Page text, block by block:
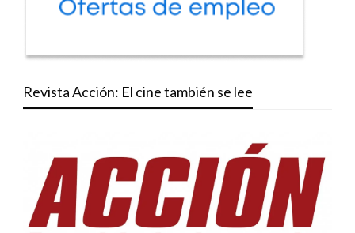
Revista Acción: El cine también se lee